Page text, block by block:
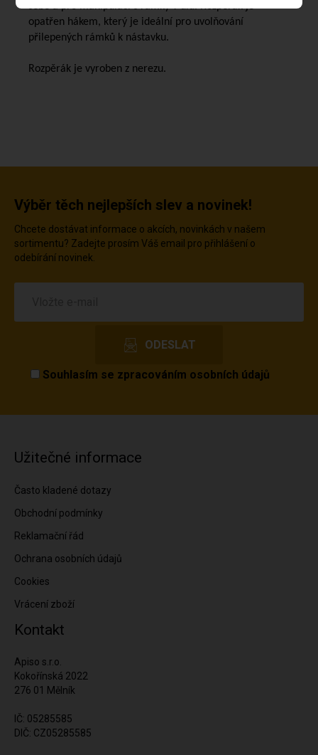
sebe a pro manipulaci s rámky v úlu. Rozpěrák je
opatřen hákem, který je ideální pro uvolňování
přilepených rámků k nástavku.
Rozpěrák je vyroben z nerezu.
Výběr těch nejlepších slev a novinek!
Chcete dostávat informace o akcích, novinkách v našem
sortimentu? Zadejte prosím Váš email pro přihlášení o
odebírání novinek.
Souhlasím se zpracováním osobních údajů
Užitečné informace
Často kladené dotazy
Obchodní podmínky
Reklamační řád
Ochrana osobních údajů
Cookies
Vrácení zboží
Kontakt
Apiso s.r.o.
Kokořínská 2022
276 01 Mělník
IČ: 05285585
DIČ: CZ05285585